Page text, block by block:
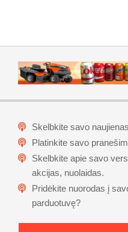
Skelbkite savo
Platinkite savo
Skelbkite apie savo
akcijas, nuolaidas.
Pridėkite nuorodas į
parduotuvę?